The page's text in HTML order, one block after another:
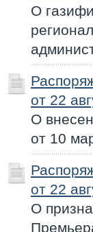
О
от 22
О
от 10
от 22
О